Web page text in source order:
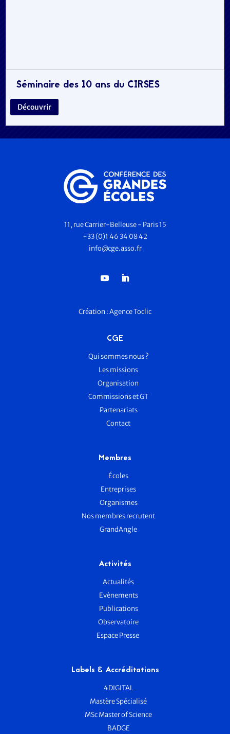
Séminaire des 10 ans du CIRSES
Découvrir
11, rue Carrier-Belleuse - Paris 15
+33 (0)1 46 34 08 42
info@cge.asso.fr
Création :Agence Toclic
CGE
Qui sommes nous ?
Les missions
Organisation
Commissions et GT
Partenariats
Contact
Membres
Écoles
Entreprises
Organismes
Nos membres recrutent
GrandAngle
Activités
Actualités
Evènements
Publications
Observatoire
Espace Presse
Labels & Accréditations
4DIGITAL
Mastère Spécialisé
MSc Master of Science
BADGE